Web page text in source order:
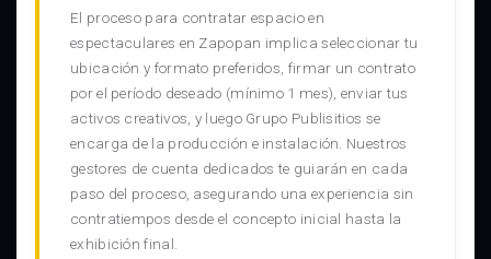
El proceso para contratar espacio en
espectaculares en Zapopan implica seleccionar tu
ubicación y formato preferidos, firmar un contrato
por el período deseado (mínimo 1 mes), enviar tus
activos creativos, y luego Grupo Publisitios se
encarga de la producción e instalación. Nuestros
gestores de cuenta dedicados te guiarán en cada
paso del proceso, asegurando una experiencia sin
contratiempos desde el concepto inicial hasta la
exhibición final.